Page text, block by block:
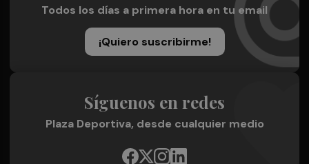
Todos los días a primera hora en tu email
¡Quiero suscribirme!
Síguenos en redes
Plaza Deportiva, desde cualquier medio